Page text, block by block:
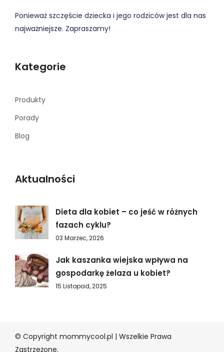
Ponieważ szczęście dziecka i jego rodziców jest dla nas
najważniejsze. Zapraszamy!
Kategorie
Produkty
Porady
Blog
Aktualności
Dieta dla kobiet – co jeść w różnych
fazach cyklu?
03 Marzec, 2026
Jak kaszanka wiejska wpływa na
gospodarkę żelaza u kobiet?
15 Listopad, 2025
© Copyright mommycool.pl | Wszelkie Prawa
Zastrzeżone.